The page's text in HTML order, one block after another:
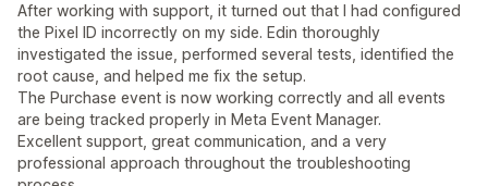
After working with support, it turned out that I had configured
the Pixel ID incorrectly on my side. Edin thoroughly
investigated the issue, performed several tests, identified the
root cause, and helped me fix the setup.
The Purchase event is now working correctly and all events
are being tracked properly in Meta Event Manager.
Excellent support, great communication, and a very
professional approach throughout the troubleshooting